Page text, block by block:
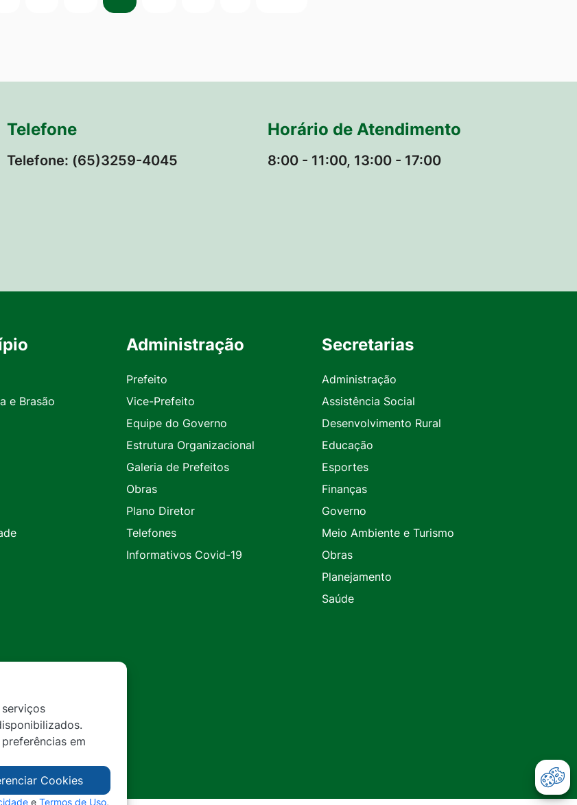
Telefone
Telefone: (65)3259-4045
Horário de Atendimento
8:00 - 11:00, 13:00 - 17:00
e Brasão
Administração
Prefeito
Vice-Prefeito
Equipe do Governo
Estrutura Organizacional
Galeria de Prefeitos
Obras
Plano Diretor
Telefones
Informativos Covid-19
Secretarias
Administração
Assistência Social
Desenvolvimento Rural
Educação
Esportes
Finanças
Governo
Meio Ambiente e Turismo
Obras
Planejamento
Saúde
em
Cookies
e Termos de Uso,